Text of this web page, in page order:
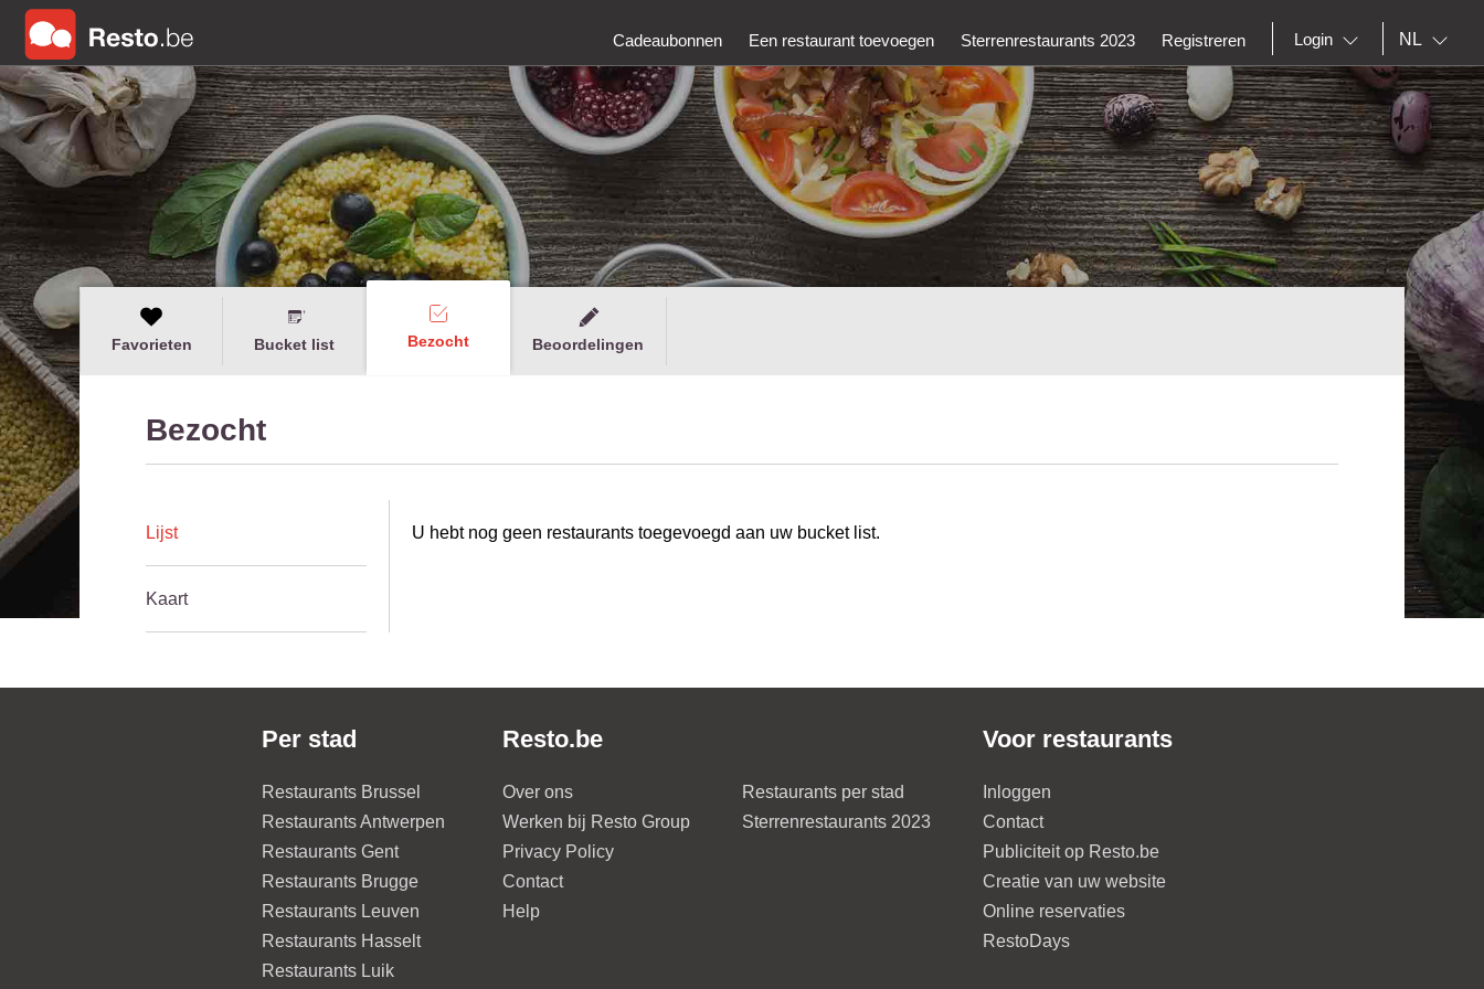
Cadeaubonnen Een restaurant toevoegen Sterrenrestaurants 2023 Registreren Login NL
Favorieten Bucket list Bezocht Beoordelingen
Bezocht
Lijst
Kaart
U hebt nog geen restaurants toegevoegd aan uw bucket list.
Per stad
Restaurants Brussel
Restaurants Antwerpen
Restaurants Gent
Restaurants Brugge
Restaurants Leuven
Restaurants Hasselt
Restaurants Luik
Resto.be
Over ons
Werken bij Resto Group
Privacy Policy
Contact
Help
Restaurants per stad
Sterrenrestaurants 2023
Voor restaurants
Inloggen
Contact
Publiciteit op Resto.be
Creatie van uw website
Online reservaties
RestoDays